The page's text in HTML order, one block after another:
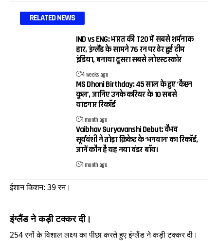
RELATED NEWS
IND vs ENG: भारत की T20 में सबसे शर्मनाक
हार, इंग्लैंड के सामने 76 रन पर ढेर हुई टीम
इंडिया, बनाया दूसरा सबसे लोएस्ट स्कोर
4 weeks ago
MS Dhoni Birthday: 45 साल के हुए ‘कैप्टन
कूल’, जानिए उनके करियर के 10 सबसे
यादगार रिकॉर्ड
1 month ago
Vaibhav Suryavanshi Debut: वैभव
सूर्यवंशी ने तोड़ा क्रिकेट के ‘भगवान’ का रिकॉर्ड,
जानें कौन है यह नया वंडर बॉय।
1 month ago
ईशान किशन: 39 रन।
इंग्लैंड ने कड़ी टक्कर दी।
254 रनों के विशाल लक्ष्य का पीछा करते हुए इंग्लैंड ने कड़ी टक्कर दी।